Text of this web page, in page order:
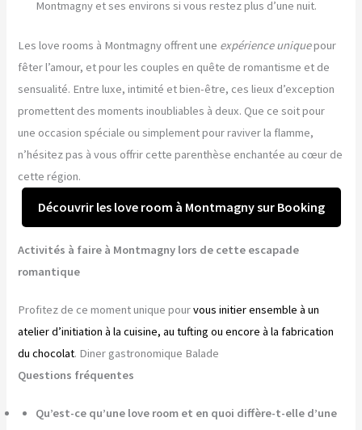
Montmagny et ses environs si vous restez plus d’une nuit.
Les love rooms à Montmagny offrent une expérience uniquepour
fêter l’amour, et pour les couples en quête de romantisme et de
sensualité. Entre luxe, intimité et bien-être, ces lieux d’exception
promettent des moments inoubliables à deux. Que ce soit pour
une occasion spéciale ou simplement pour raviver la flamme,
n’hésitez pas à vous offrir cette parenthèse enchantée au cœur de
cette région.
Découvrir les love room à Montmagny sur Booking
Activités à faire à Montmagny lors de cette escapade
romantique
Profitez de ce moment unique pourvous initier ensemble à un
atelier d’initiation à la cuisine, au tufting ou encore à la fabrication
du chocolat. Diner gastronomique Balade
Questions fréquentes
Qu’est-ce qu’une love room et en quoi diffère-t-elle d’une